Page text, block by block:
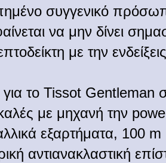
συγγενικό
να μην δίνει
με την
για το Tissot
καλές με μηχανή την
εξαρτήματα, 100
αντιανακλαστική